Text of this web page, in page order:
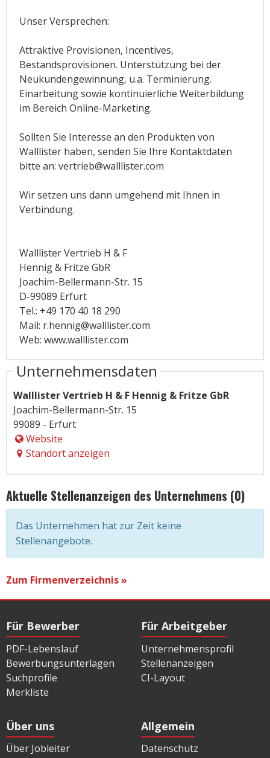
Unser Versprechen:
Attraktive Provisionen, Incentives,
Bestandsprovisionen. Unterstützung bei der
Neukundengewinnung, u.a. Terminierung.
Einarbeitung sowie kontinuierliche Weiterbildung
im Bereich Online-Marketing.
Sollten Sie Interesse an den Produkten von
Walllister haben, senden Sie Ihre Kontaktdaten
bitte an: vertrieb@walllister.com
Wir setzen uns dann umgehend mit Ihnen in
Verbindung.
Walllister Vertrieb H & F
Hennig & Fritze GbR
Joachim-Bellermann-Str. 15
D-99089 Erfurt
Tel.: +49 170 40 18 290
Mail: r.hennig@walllister.com
Web: www.walllister.com
Unternehmensdaten
Walllister Vertrieb H & F Hennig & Fritze GbR
Joachim-Bellermann-Str. 15
99089 - Erfurt
Website
Standort anzeigen
Aktuelle Stellenanzeigen des Unternehmens (0)
Das Unternehmen hat zur Zeit keine
Stellenangebote.
Zum Firmenverzeichnis »
Für Bewerber
PDF-Lebenslauf
Bewerbungsunterlagen
Suchprofile
Merkliste
Für Arbeitgeber
Unternehmensprofil
Stellenanzeigen
CI-Layout
Über uns
Über Jobleiter
Allgemein
Datenschutz